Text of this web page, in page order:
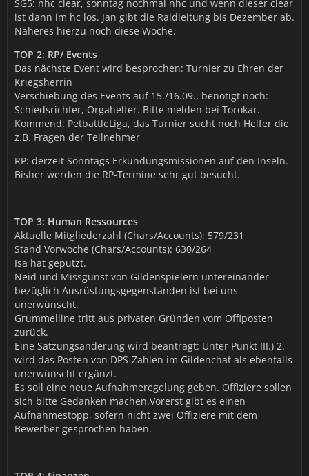
SG5: nhc clear, sonntag nochmal nhc und wenn dieser clear
ist dann im hc los. Jan gibt die Raidleitung bis Dezember ab.
Näheres hierzu noch diese Woche.
TOP 2: RP/ Events
Das nächste Event wird besprochen: Turnier zu Ehren der
Kriegsherrin
Verschiebung des Events auf 15./16.09., benötigt noch:
Schiedsrichter, Orgahelfer. Bitte melden bei Torokar.
Kommend: PetbattleLiga, das Turnier sucht noch Helfer die
z.B. Fragen der Teilnehmer
RP: derzeit Sonntags Erkundungsmissionen auf den Inseln.
Bisher werden die RP-Termine sehr gut besucht.
TOP 3: Human Ressources
Aktuelle Mitgliederzahl (Chars/Accounts): 579/231
Stand Vorwoche (Chars/Accounts): 630/264
Isa hat geputzt.
Neid und Missgunst von Gildenspielern untereinander
bezüglich Ausrüstungsgegenständen ist bei uns
unerwünscht.
Grummelline tritt aus privaten Gründen vom Offiposten
zurück.
Eine Satzungsänderung wird beantragt: Unter Punkt III.) 2.
wird das Posten von DPS-Zahlen im Gildenchat als ebenfalls
unerwünscht ergänzt.
Es soll eine neue Aufnahmeregelung geben. Offiziere sollen
sich bitte Gedanken machen.Vorerst gibt es einen
Aufnahmestopp, sofern nicht zwei Offiziere mit dem
Bewerber gesprochen haben.